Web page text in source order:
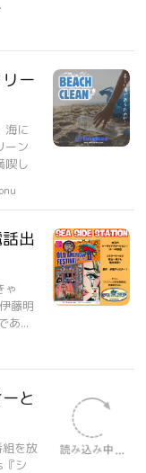
ー
海に
ーン
喫し
出
ゃ
藤明
あ...
と
を放
シ